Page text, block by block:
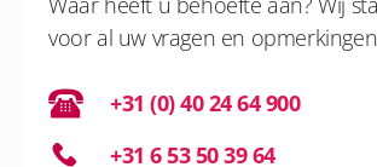
voor al uw vragen en
+31 (0) 40 24 64 900
+31 6 53 50 39 64